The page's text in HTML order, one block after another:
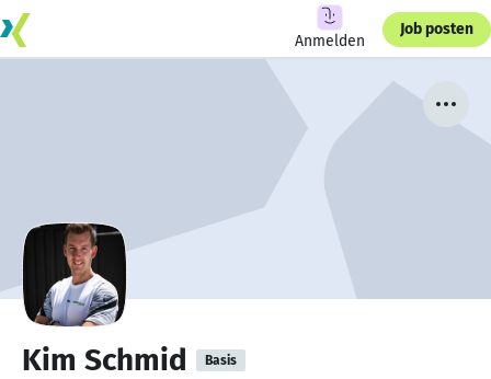
Anmelden
Job posten
Kim Schmid Basis